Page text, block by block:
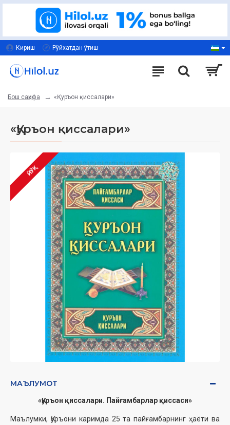
Кириш Рўйхатдан ўтиш
Бош саҳифа «Қуръон қиссалари»
«Қуръон қиссалари»
ЙЎҚ
МАЪЛУМОТ
«Қуръон қиссалари. Пайғамбарлар қиссаси»
Маълумки, Қуръони каримда 25 та пайғамбарнинг ҳаёти ва